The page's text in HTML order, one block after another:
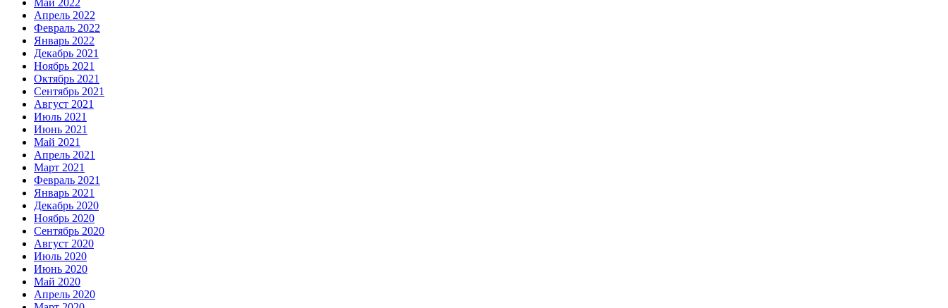
Апрель 2022
Февраль 2022
Январь 2022
Декабрь 2021
Ноябрь 2021
Октябрь 2021
Сентябрь 2021
Август 2021
Июль 2021
Июнь 2021
Май 2021
Апрель 2021
Март 2021
Февраль 2021
Январь 2021
Декабрь 2020
Ноябрь 2020
Сентябрь 2020
Август 2020
Июль 2020
Июнь 2020
Май 2020
Апрель 2020